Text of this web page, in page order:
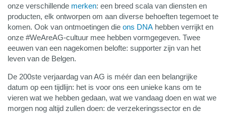
onze verschillende merken: een breed scala van diensten en
producten, elk ontworpen om aan diverse behoeften tegemoet te
komen. Ook van ontmoetingen die ons DNA hebben verrijkt en
onze #WeAreAG-cultuur mee hebben vormgegeven. Twee
eeuwen van een nagekomen belofte: supporter zijn van het
leven van de Belgen.
De 200ste verjaardag van AG is méér dan een belangrijke
datum op een tijdlijn: het is voor ons een unieke kans om te
vieren wat we hebben gedaan, wat we vandaag doen en wat we
morgen nog altijd zullen doen: de verzekeringssector en de